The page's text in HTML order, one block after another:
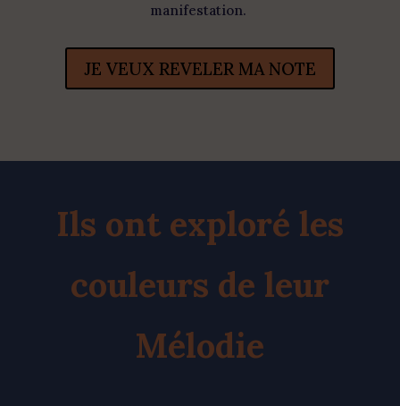
manifestation.
JE VEUX REVELER MA NOTE
Ils ont exploré les
couleurs de leur
Mélodie